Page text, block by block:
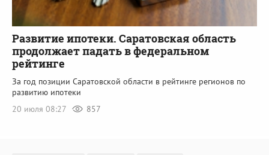
Развитие ипотеки. Саратовская область
продолжает падать в федеральном
рейтинге
За год позиции Саратовской области в рейтинге регионов по
развитию ипотеки
20 июля 08:27
857